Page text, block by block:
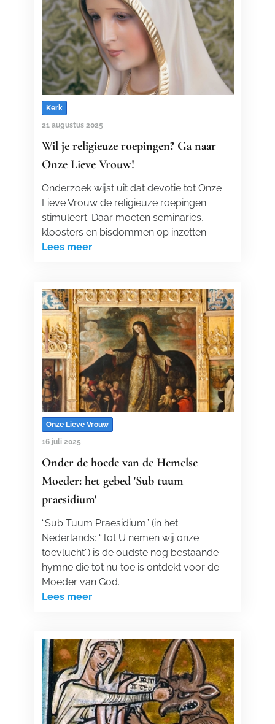
Kerk
21 augustus 2025
Wil je religieuze roepingen? Ga naar
Onze Lieve Vrouw!
Onderzoek wijst uit dat devotie tot Onze
Lieve Vrouw de religieuze roepingen
stimuleert. Daar moeten seminaries,
kloosters en bisdommen op inzetten.
Lees meer
Onze Lieve Vrouw
16 juli 2025
Onder de hoede van de Hemelse
Moeder: het gebed 'Sub tuum
praesidium'
“Sub Tuum Praesidium” (in het
Nederlands: “Tot U nemen wij onze
toevlucht”) is de oudste nog bestaande
hymne die tot nu toe is ontdekt voor de
Moeder van God.
Lees meer